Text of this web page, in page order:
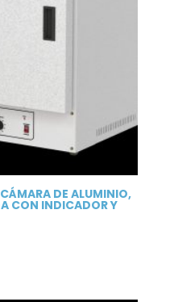
DE ALUMINIO,
CON INDICADOR Y